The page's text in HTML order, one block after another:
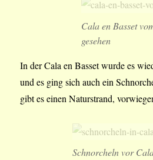
Cala en Basset
gesehen
In der Cala en Basset wurde es
und es ging sich auch ein
gibt es einen Naturstrand,
Schnorcheln vor